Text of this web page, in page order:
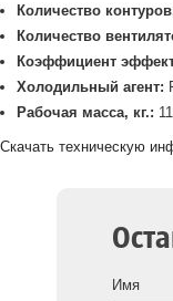
Количество
Количество
Коэффициент
Холодильный агент:
Рабочая масса, кг.:
Скачать техническую
Имя